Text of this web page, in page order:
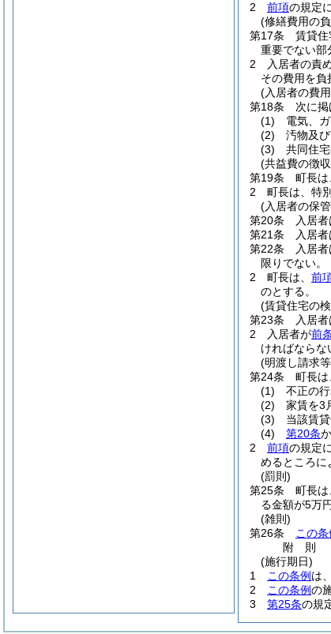
2
前項の規定
(修繕費用の
第17条
賃貸住
重要でない部
2
入居者の責
その費用を負
(入居者の費
第18条
次に掲
(1)
電気、
(2)
汚物及
(3)
共同住
(共益費の徴
第19条
町長は
2
町長は、特
(入居者の保
第20条
入居
第21条
入居
第22条
入居
限りでない。
2
町長は、 前
のとする。
(賃貸住宅の
第23条
入居
2
入居者が前
ければならな
(明渡し請求
第24条
町長
(1)
不正の
(2)
家賃を3
(3)
当該賃
(4)
第20条
2
前項の規定
めるところに
(罰則)
第25条
町長
る金額が5万
(雑則)
第26条
この条
附 則
(施行期日)
1
この条例 は
2
この条例の
3
第25条の規